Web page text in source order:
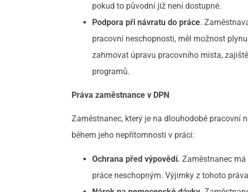
pokud to původní již není dostupné.
Podpora při návratu do práce.
pracovní neschopnosti, měl možnost
zahrnovat úpravu pracovního místa,
programů.
Práva zaměstnance v DPN
Zaměstnanec, který je na dlouhodobé pracovní
během jeho nepřítomnosti v práci:
Ochrana před výpovědí.Zaměstnanec
práce neschopným. Výjimky z tohoto